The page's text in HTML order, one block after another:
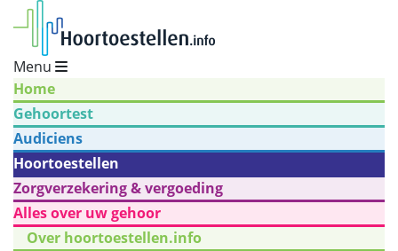
Menu
Home
Gehoortest
Audiciens
Hoortoestellen
Zorgverzekering & vergoeding
Alles over uw gehoor
Over hoortoestellen.info